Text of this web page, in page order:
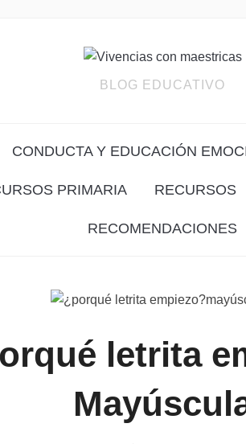
BLOG EDUCATIVO
CONDUCTA Y EDUCACIÓN
PRIMARIA RECURSOS
RECOMENDACIONES
letrita